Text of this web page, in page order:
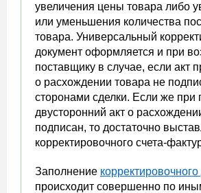
увеличения цены товара либо
или уменьшения количества
товара. Универсальный
документ оформляется и при
поставщику в случае, если акт
о расхождении товара не
сторонами сделки. Если же при
двусторонний акт о
подписан, то достаточно
корректировочного счета-
Заполнение
происходит совершенно по